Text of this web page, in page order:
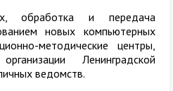
обработка и передача
новых компьютерных
методические центры,
Ленинградской
ведомств.